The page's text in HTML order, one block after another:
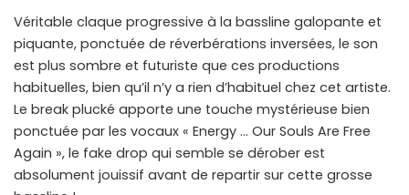
Véritable claque progressive à la bassline galopante et
piquante, ponctuée de réverbérations inversées, le son
est plus sombre et futuriste que ces productions
habituelles, bien qu’il n’y a rien d’habituel chez cet artiste.
Le break plucké apporte une touche mystérieuse bien
ponctuée par les vocaux « Energy … Our Souls Are Free
Again », le fake drop qui semble se dérober est
absolument jouissif avant de repartir sur cette grosse